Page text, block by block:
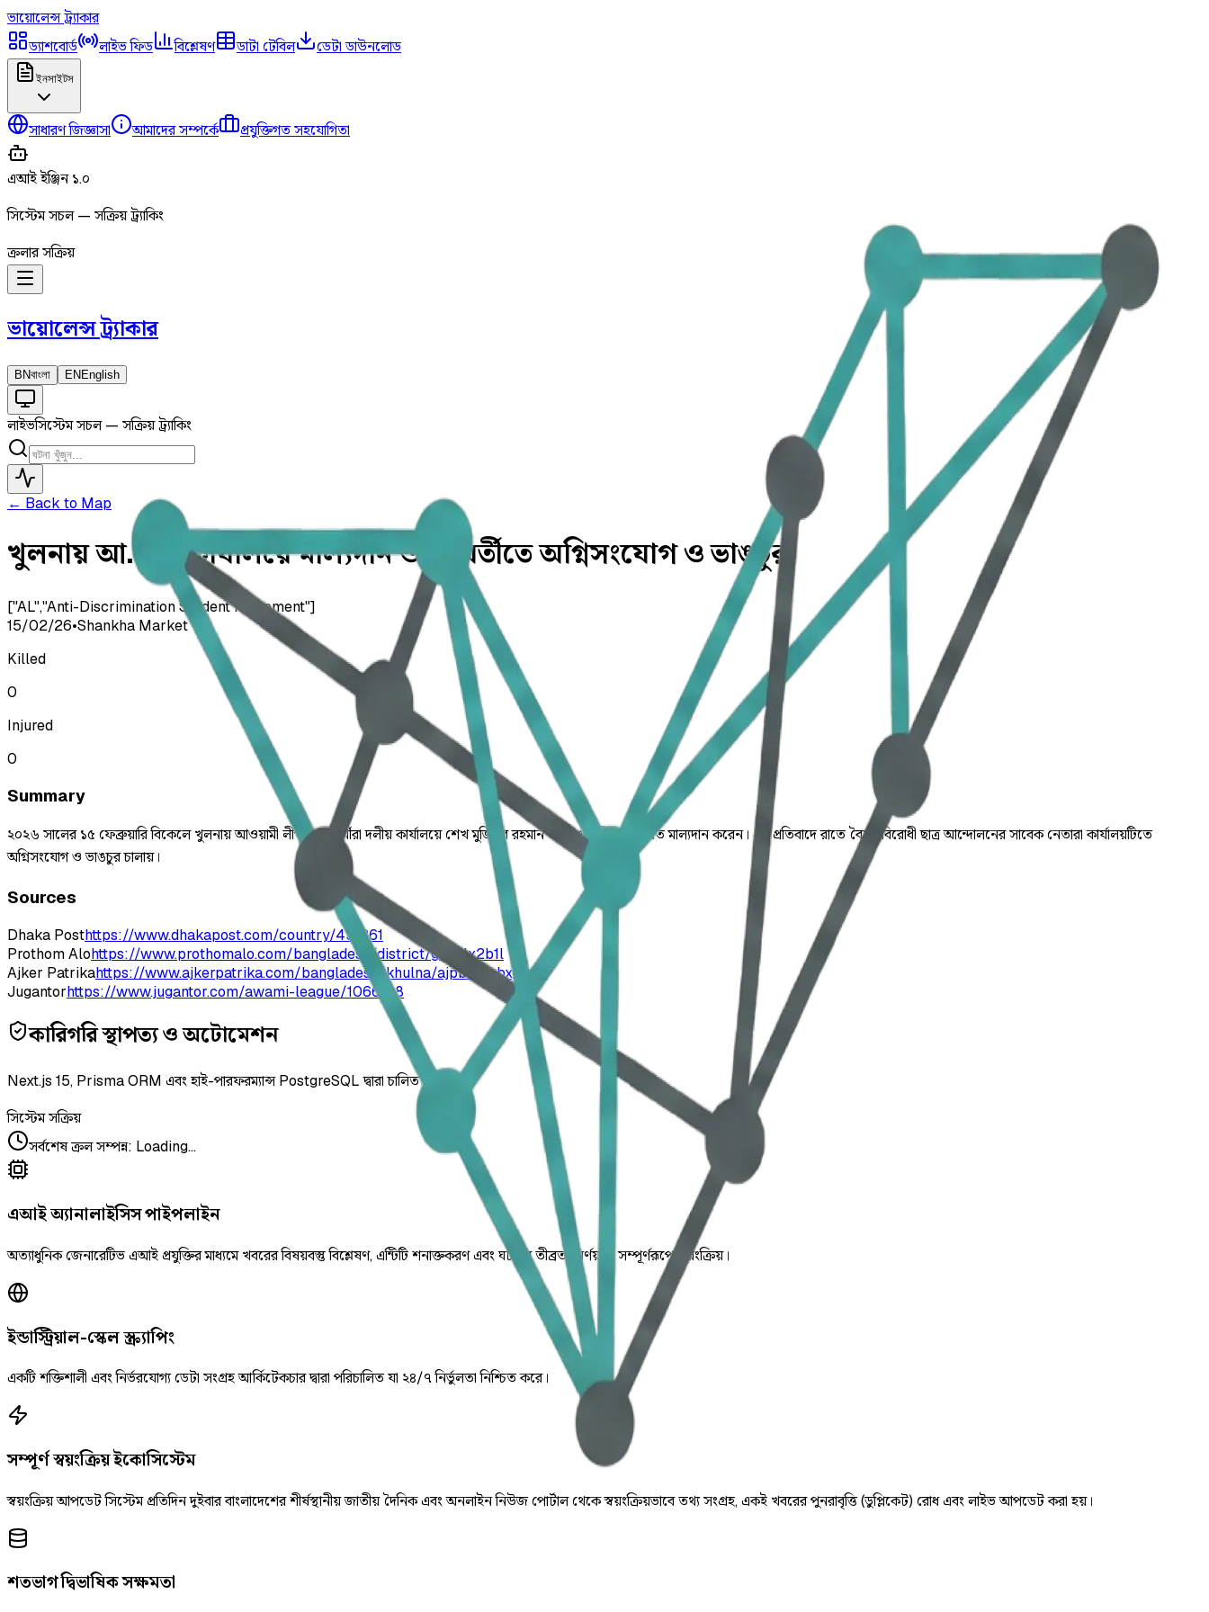
ভায়োলেন্সট্র্যাকার
ড্যাশবোর্ড
লাইভ ফিড বিশ্লেষণ ডাটা টেবিল ডেটা ডাউনলোড
ইনসাইটস
সাধারণ জিজ্ঞাসা আমাদের সম্পর্কে প্রযুক্তিগত সহযোগিতা
এআই ইঞ্জিন ১.০
সিস্টেম সচল — সক্রিয় ট্র্যাকিং
ক্রলার সক্রিয়
ভায়োলেন্সট্র্যাকার
BNবাংলা EN English
লাইভসিস্টেম সচল — সক্রিয় ট্র্যাকিং
← Back to Map
খুলনায় আ.লীগ কার্যালয়ে মাল্যদান ও পরবর্তীতে অগ্নিসংযোগ ও ভাঙচুর
["AL","Anti-Discrimination Student Movement"]
15/02/26•Shankha Market
Killed
0
Injured
0
Summary
২০২৬ সালের ১৫ ফেব্রুয়ারি বিকেলে খুলনায় আওয়ামী লীগ নেতাকর্মীরা দলীয় কার্যালয়ে শেখ মুজিবুর রহমান ও শেখ হাসিনার ছবিতে মাল্যদান করেন। এর প্রতিবাদে রাতে বৈষম্যবিরোধী ছাত্র আন্দোলনের সাবেক নেতারা কার্যালয়টিতে
অগ্নিসংযোগ ও ভাঙচুর চালায়।
Sources
Dhaka Posthttps://www.dhakapost.com/country/431361
Prothom Alohttps://www.prothomalo.com/bangladesh/district/gcdglx2b1l
Ajker Patrikahttps://www.ajkerpatrika.com/bangladesh/khulna/ajpbcmpbxgqvw
Jugantorhttps://www.jugantor.com/awami-league/1066198
কারিগরি স্থাপত্য ও অটোমেশন
Next.js 15, Prisma ORM এবং হাই-পারফরম্যান্স PostgreSQL দ্বারা চালিত।
সিস্টেম সক্রিয়
সর্বশেষ ক্রল সম্পন্ন: Loading...
এআই অ্যানালাইসিস পাইপলাইন
অত্যাধুনিক জেনারেটিভ এআই প্রযুক্তির মাধ্যমে খবরের বিষয়বস্তু বিশ্লেষণ, এন্টিটি শনাক্তকরণ এবং ঘটনার তীব্রতা নির্ণয় যা সম্পূর্ণরূপে স্বয়ংক্রিয়।
ইন্ডাস্ট্রিয়াল-স্কেল স্ক্র্যাপিং
একটি শক্তিশালী এবং নির্ভরযোগ্য ডেটা সংগ্রহ আর্কিটেকচার দ্বারা পরিচালিত যা ২৪/৭ নির্ভুলতা নিশ্চিত করে।
সম্পূর্ণ স্বয়ংক্রিয় ইকোসিস্টেম
স্বয়ংক্রিয় আপডেট সিস্টেম প্রতিদিন দুইবার বাংলাদেশের শীর্ষস্থানীয় জাতীয় দৈনিক এবং অনলাইন নিউজ পোর্টাল থেকে স্বয়ংক্রিয়ভাবে তথ্য সংগ্রহ, একই খবরের পুনরাবৃত্তি (ডুপ্লিকেট) রোধ এবং লাইভ আপডেট করা হয়।
শতভাগ দ্বিভাষিক সক্ষমতা